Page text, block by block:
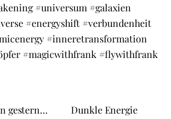
#universum #galaxien
#energyshift #verbundenheit
#inneretransformation
#magicwithfrank #flywithfrank
gestern… Dunkle Energie